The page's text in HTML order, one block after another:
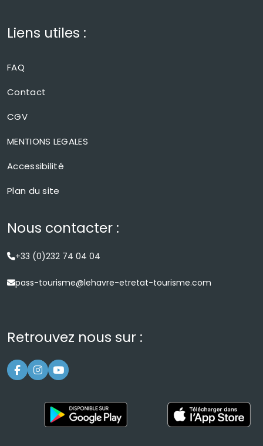
Liens utiles :
FAQ
Contact
CGV
MENTIONS LEGALES
Accessibilité
Plan du site
Nous contacter :
+33 (0)232 74 04 04
pass-tourisme@lehavre-etretat-tourisme.com
Retrouvez nous sur :